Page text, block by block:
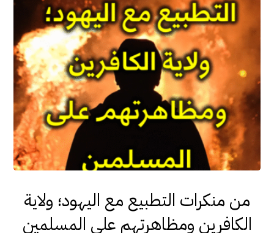
من منكرات التطبيع مع اليهود؛ ولاية
الكافرين ومظاهرتهم على المسلمين